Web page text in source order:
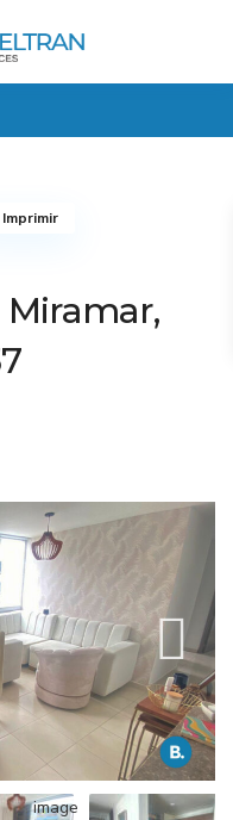
Imprimir